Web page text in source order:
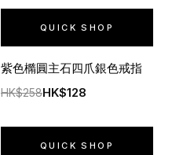
QUICK SHOP
紫色橢圓主石四爪銀色戒指
HK$258HK$128
QUICK SHOP